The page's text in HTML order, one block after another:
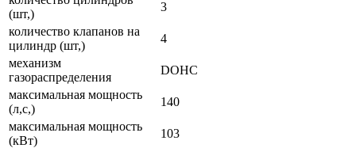
(шт,)
3
количество клапанов на
цилиндр (шт,)
4
механизм
газораспределения
DOHC
максимальная мощность
(л,с,)
140
максимальная мощность
(кВт)
103